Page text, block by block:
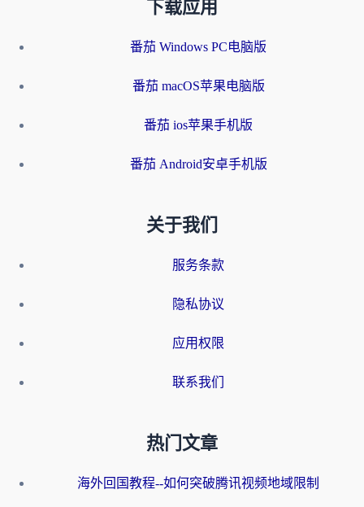
下载应用
番茄 Windows PC电脑版
番茄 macOS苹果电脑版
番茄 ios苹果手机版
番茄 Android安卓手机版
关于我们
服务条款
隐私协议
应用权限
联系我们
热门文章
海外回国教程--如何突破腾讯视频地域限制